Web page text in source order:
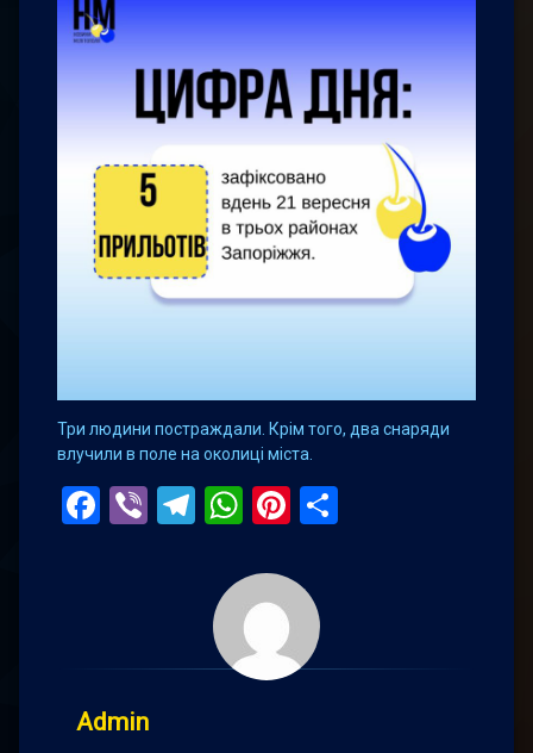
Три людини постраждали. Крім того, два снаряди
влучили в поле на околиці міста.
Facebook
ViberTelegram
WhatsApp
Pinterest
Admin